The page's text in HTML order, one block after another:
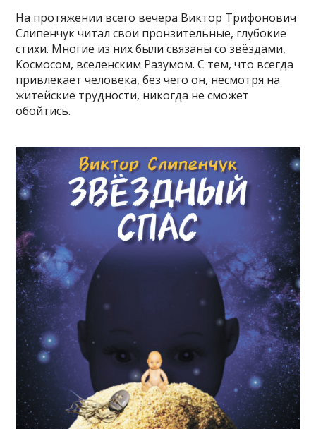
На протяжении всего вечера Виктор Трифонович
Слипенчук читал свои пронзительные, глубокие
стихи. Многие из них были связаны со звёздами,
Космосом, вселенским Разумом. С тем, что всегда
привлекает человека, без чего он, несмотря на
житейские трудности, никогда не сможет
обойтись.